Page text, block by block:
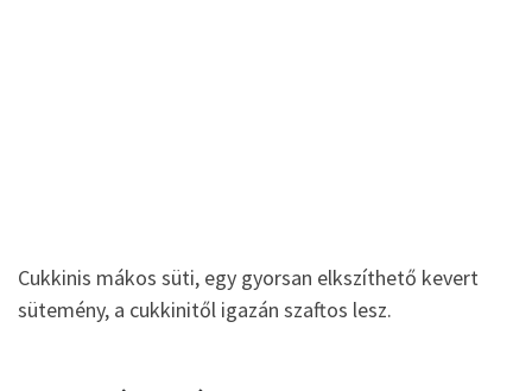
Cukkinis mákos süti, egy gyorsan elkszíthető kevert
sütemény, a cukkinitől igazán szaftos lesz.